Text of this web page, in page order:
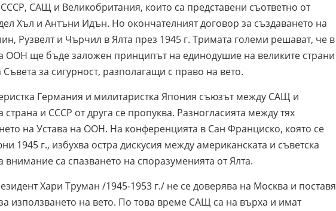
САЩ и Великобритания, които са представени съответно от
Хъл и Антъни Идън. Но окончателният договор за създаването на
Рузвелт и Чърчил в Ялта през 1945 г. Тримата големи решават, че в
ООН ще бъде заложен принципът на единодушие на великите страни
за сигурност, разполагащи с право на вето.
Германия и милитаристка Япония съюзът между САЩ и
и СССР от друга се пропуква. Разногласията между тях
на Устава на ООН. На конференцията в Сан Франциско, която се
1945 г., избухва остра дискусия между американската и съветска
внимание са спазването на споразуменията от Ялта.
Хари Труман /1945-1953 г./ не се доверява на Москва и поставя
използването на вето. По това време САЩ са на върха и имат